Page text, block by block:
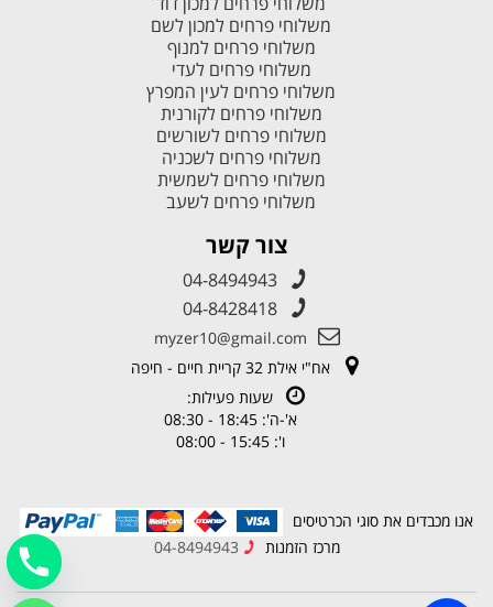
משלוחי פרחים למכון לשם
משלוחי פרחים למנוף
משלוחי פרחים לעדי
משלוחי פרחים לעין המפרץ
משלוחי פרחים לקורנית
משלוחי פרחים לשורשים
משלוחי פרחים לשכניה
משלוחי פרחים לשמשית
משלוחי פרחים לשעב
צור קשר
04-8494943
04-8428418
myzer10@gmail.com
אח"י אילת 32 קריית חיים - חיפה
שעות פעילות:
א'-ה': 18:45 - 08:30
ו': 15:45 - 08:00
אנו מכבדים את סוגי הכרטיסים
מרכז הזמנות